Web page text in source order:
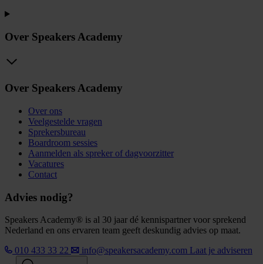
Over Speakers Academy
Over Speakers Academy
Over ons
Veelgestelde vragen
Sprekersbureau
Boardroom sessies
Aanmelden als spreker of dagvoorzitter
Vacatures
Contact
Advies nodig?
Speakers Academy® is al 30 jaar dé kennispartner voor sprekend
Nederland en ons ervaren team geeft deskundig advies op maat.
010 433 33 22
info@speakersacademy.com Laat je adviseren